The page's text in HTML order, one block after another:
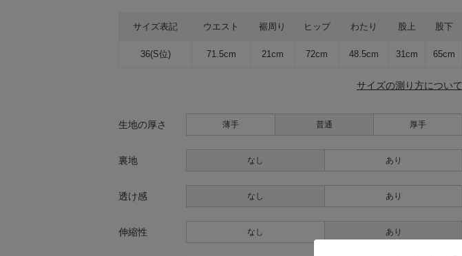
サイズ表記 ウエスト 裾周り ヒップ わたり 股上 股下
36(S位) 71.5cm 21cm 72cm 48.5cm 31cm 65cm
サイズの測り方について
生地の厚さ 薄手 普通 厚手
裏地 なし あり
透け感 なし あり
伸縮性 なし あり